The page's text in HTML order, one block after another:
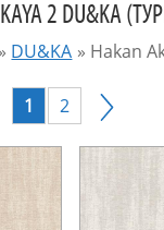
2 DU&KA
» DU&KA » Hakan
1 2